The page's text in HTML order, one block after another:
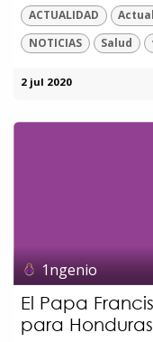
ACTUALIDAD
NOTICIAS
Salud
2 jul 2020
1ngenio
El Papa
para Honduras